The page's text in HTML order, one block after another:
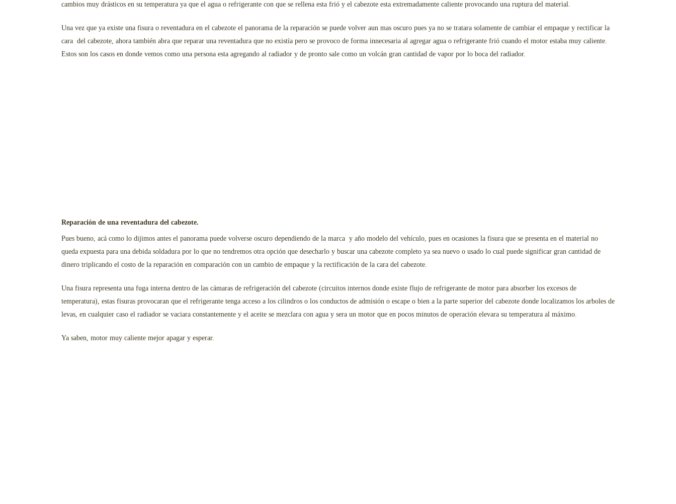
cambios muy drásticos en su temperatura ya que el agua o refrigerante con que se rellena esta frió y el cabezote esta extremadamente caliente provocando una ruptura del material.
Una vez que ya existe una fisura o reventadura en el cabezote el panorama de la reparación se puede volver aun mas oscuro pues ya no se tratara solamente de cambiar el empaque y rectificar la
cara del cabezote, ahora también abra que reparar una reventadura que no existía pero se provoco de forma innecesaria al agregar agua o refrigerante frió cuando el motor estaba muy caliente.
Estos son los casos en donde vemos como una persona esta agregando al radiador y de pronto sale como un volcán gran cantidad de vapor por lo boca del radiador.
Reparación de una reventadura del cabezote.
Pues bueno, acá como lo dijimos antes el panorama puede volverse oscuro dependiendo de la marca y año modelo del vehículo, pues en ocasiones la fisura que se presenta en el material no
queda expuesta para una debida soldadura por lo que no tendremos otra opción que desecharlo y buscar una cabezote completo ya sea nuevo o usado lo cual puede significar gran cantidad de
dinero triplicando el costo de la reparación en comparación con un cambio de empaque y la rectificación de la cara del cabezote.
Una fisura representa una fuga interna dentro de las cámaras de refrigeración del cabezote (circuitos internos donde existe flujo de refrigerante de motor para absorber los excesos de
temperatura), estas fisuras provocaran que el refrigerante tenga acceso a los cilindros o los conductos de admisión o escape o bien a la parte superior del cabezote donde localizamos los arboles de
levas, en cualquier caso el radiador se vaciara constantemente y el aceite se mezclara con agua y sera un motor que en pocos minutos de operación elevara su temperatura al máximo.
Ya saben, motor muy caliente mejor apagar y esperar.